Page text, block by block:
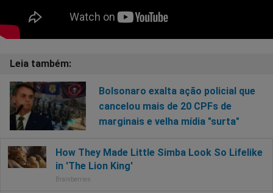
Bolsonaro exalta ação policial que
cancelou mais de 20 CPFs de
marginais e velha mídia "surta"